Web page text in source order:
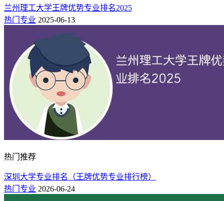
兰州理工大学王牌优势专业排名2025
热门专业 2025-06-13
热门推荐
深圳大学专业排名（王牌优势专业排行榜）
热门专业 2026-06-24